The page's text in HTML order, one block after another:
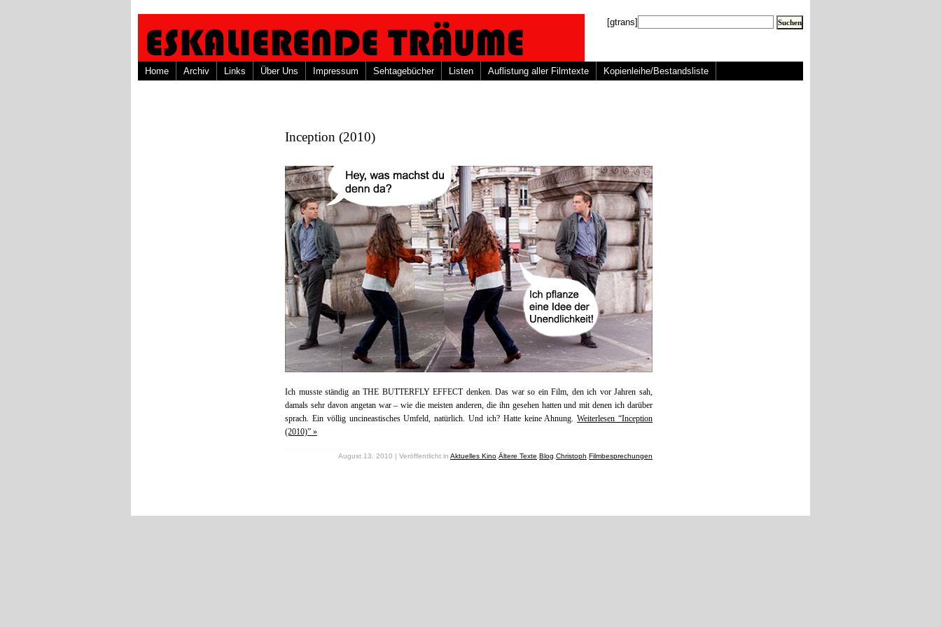
[gtrans]
Home Archiv Links Über Uns Impressum Sehtagebücher Listen Auflistung aller Filmtexte Kopienleihe/Bestandsliste
Inception (2010)
Ich musste ständig an THE BUTTERFLY EFFECT denken. Das war so ein Film, den ich vor Jahren sah,
damals sehr davon angetan war – wie die meisten anderen, die ihn gesehen hatten und mit denen ich darüber
sprach. Ein völlig uncineastisches Umfeld, natürlich. Und ich? Hatte keine Ahnung.Weiterlesen “Inception
(2010)” »
August 13, 2010 | Veröffentlicht in Aktuelles Kino Ältere Texte Blog Christoph Filmbesprechungen